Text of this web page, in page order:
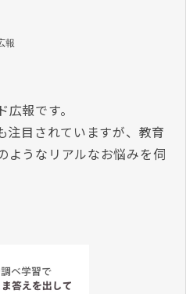
報
報です。
注目されていますが、教育
ようなリアルなお悩みを伺